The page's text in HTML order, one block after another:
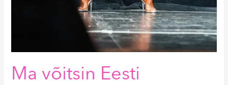
Ma võitsin Eesti